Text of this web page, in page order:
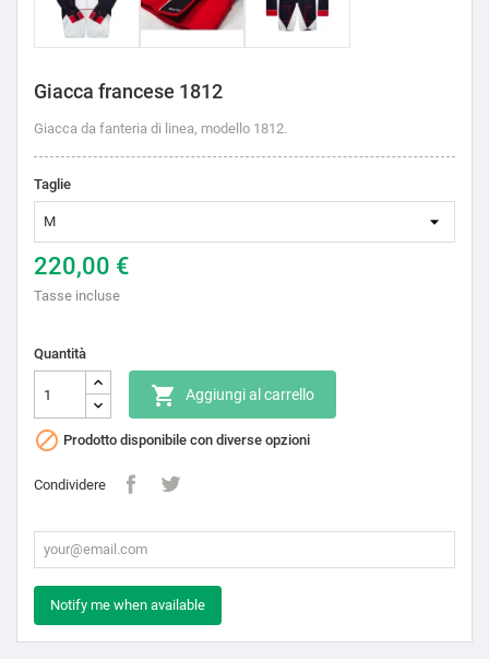
Giacca francese 1812
Giacca da fanteria di linea, modello 1812.
Taglie
220,00 €
Tasse incluse
Quantità
 Aggiungi al carrello
 Prodotto disponibile con diverse opzioni
Condividere
Notify me when available